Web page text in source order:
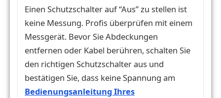
Einen Schutzschalter auf “Aus” zu stellen ist
keine Messung. Profis überprüfen mit einem
Messgerät. Bevor Sie Abdeckungen
entfernen oder Kabel berühren, schalten Sie
den richtigen Schutzschalter aus und
bestätigen Sie, dass keine Spannung am
Bedienungsanleitung Ihres